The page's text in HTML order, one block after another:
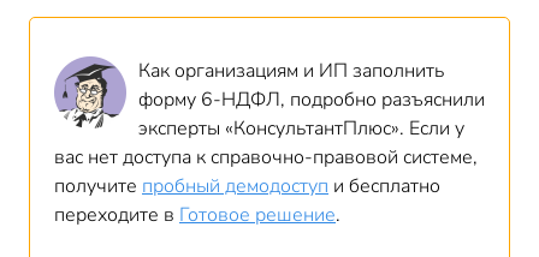
Как организациям и ИП заполнить
форму 6-НДФЛ, подробно разъяснили
эксперты «КонсультантПлюс». Если у
вас нет доступа к справочно-правовой системе,
получите пробный демодоступ и бесплатно
переходите в Готовое решение.